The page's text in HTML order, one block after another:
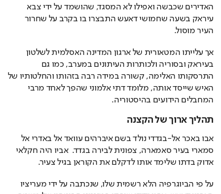
האדירים שכבשה ואפילו לא המסגד, שהושמד על ידי צבא
עיראק בשעה שחמושי דאעש התבצרו בו בקרב על שחרור
העיר מוסול.
אך עלייתו המטאורית של ארגון המדינה האסלמית לשלטון
בעיראק ובסוריה ולכותרות העיתונים במערב, כמו גם
התרסקותו האלימה, קשורה במידה רבה בזהותו והחלטותיו של
האיש שייסד אותה, מלומד דתי אלמוני שהפך לאחד מרבי
המחבלים הידועים בהיסטוריה.
תהליך ארוך של הקצנה
אבו באכר אל-בגדדי נולד בשם איברהים עוואד אל באדרי אל
סמארי בעיר סאמארה, צפונית לבירה בגדד.  אביו היה חקלאי
אדוק בדתו שלימד אותו לדקלם את הקוראן בגיל צעיר.
על פי הביוגרפיה הלא רשמית שלו, שנכתבה על ידי מעריציו